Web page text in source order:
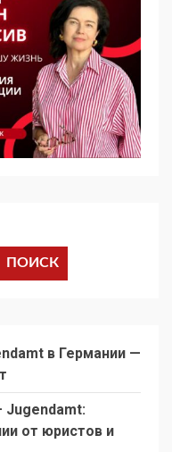
ПОИСК
в Германии —
от юристов и